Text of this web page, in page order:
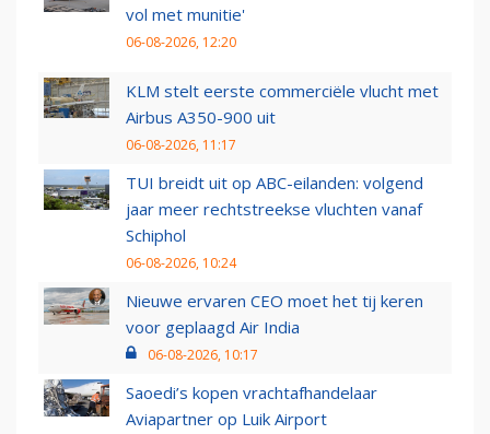
vol met munitie'
06-08-2026, 12:20
KLM stelt eerste commerciële vlucht met
Airbus A350-900 uit
06-08-2026, 11:17
TUI breidt uit op ABC-eilanden: volgend
jaar meer rechtstreekse vluchten vanaf
Schiphol
06-08-2026, 10:24
Nieuwe ervaren CEO moet het tij keren
voor geplaagd Air India
06-08-2026, 10:17
Saoedi’s kopen vrachtafhandelaar
Aviapartner op Luik Airport